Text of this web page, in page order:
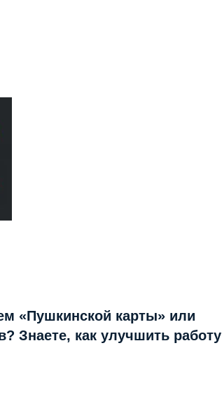
«Пушкинской карты» или
Знаете, как улучшить работу